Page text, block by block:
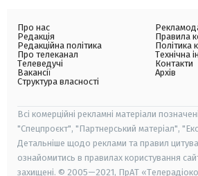
Про нас
Редакція
Редакційна політика
Про телеканал
Телеведучі
Вакансії
Структура власності
Правила
Політика
Технічна
Контакти
Архів
Всі комерційні рекламні матеріали
"Спецпроєкт", "Партнерський матеріал",
Детальніше щодо реклами та правил
ознайомитись в правилах користування
захищені. © 2005—2021, ПрАТ